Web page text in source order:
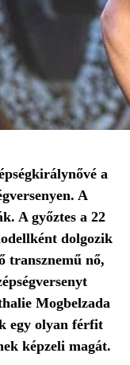
a
A
A győztes a 22
dolgozik
transznemű nő,
Mogbelzada
egy olyan férfit
képzeli magát.